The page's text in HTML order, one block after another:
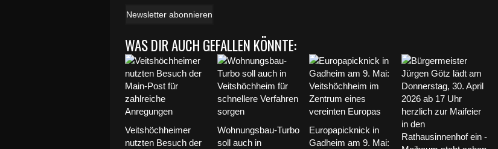
Newsletter abonnieren
WAS DIR AUCH GEFALLEN KÖNNTE:
Veitshöchheimer
nutzten Besuch der
Wohnungsbau-Turbo
soll auch in
Europapicknick in
Gadheim am 9. Mai: